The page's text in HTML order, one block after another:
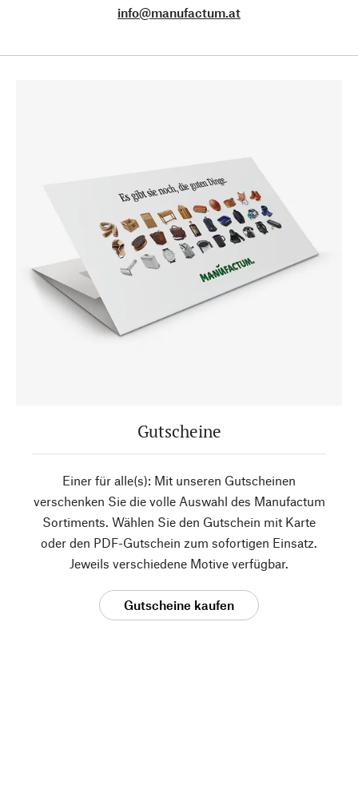
info@manufactum.at
Gutscheine
Einer für alle(s): Mit unseren Gutscheinen
verschenken Sie die volle Auswahl des Manufactum
Sortiments. Wählen Sie den Gutschein mit Karte
oder den PDF-Gutschein zum sofortigen Einsatz.
Jeweils verschiedene Motive verfügbar.
Gutscheine kaufen